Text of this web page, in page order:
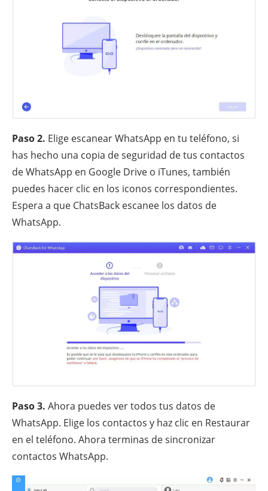
Paso 2. Elige escanear WhatsApp en tu teléfono, si
has hecho una copia de seguridad de tus contactos
de WhatsApp en Google Drive o iTunes, también
puedes hacer clic en los iconos correspondientes.
Espera a que ChatsBack escanee los datos de
WhatsApp.
Paso 3. Ahora puedes ver todos tus datos de
WhatsApp. Elige los contactos y haz clic en Restaurar
en el teléfono. Ahora terminas de sincronizar
contactos WhatsApp.